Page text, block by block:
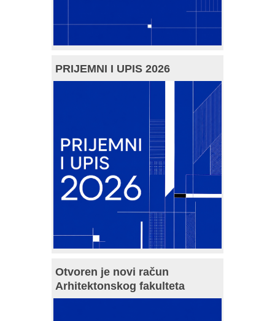
PRIJEMNI I UPIS 2026
Otvoren je novi račun
Arhitektonskog fakulteta